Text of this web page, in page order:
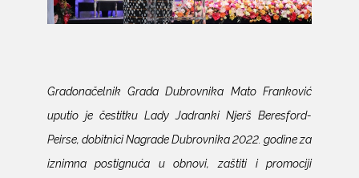
Gradonačelnik Grada Dubrovnika Mato Franković
uputio je čestitku Lady Jadranki Njerš Beresford-
Peirse, dobitnici Nagrade Dubrovnika 2022. godine za
iznimna postignuća u obnovi, zaštiti i promociji